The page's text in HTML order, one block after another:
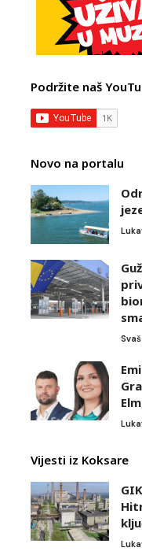
Podržite naš
Novo na portalu
Vijesti iz Koksare